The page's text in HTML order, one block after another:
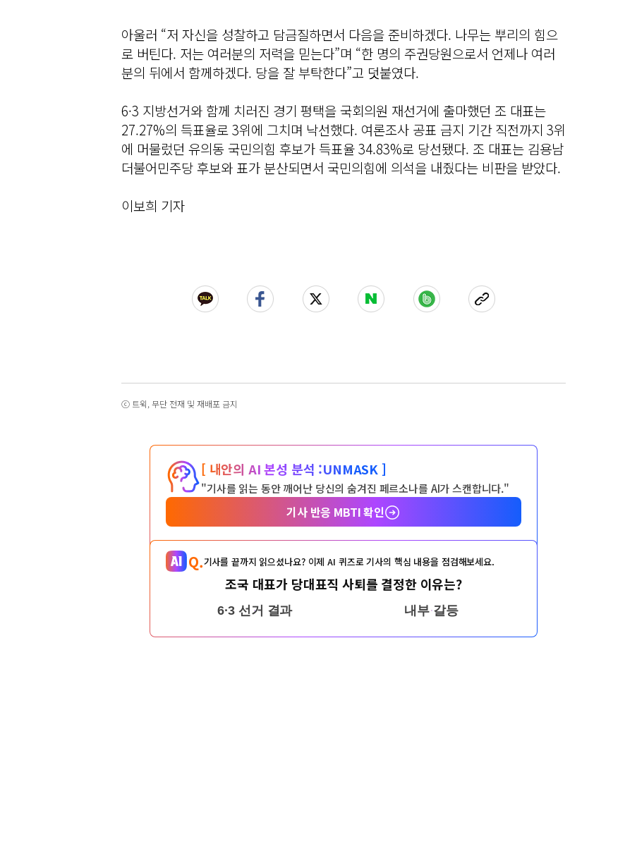
아울러 “저 자신을 성찰하고 담금질하면서 다음을 준비하겠다. 나무는 뿌리의 힘으
로 버틴다. 저는 여러분의 저력을 믿는다”며 “한 명의 주권당원으로서 언제나 여러
분의 뒤에서 함께하겠다. 당을 잘 부탁한다”고 덧붙였다.
6·3 지방선거와 함께 치러진 경기 평택을 국회의원 재선거에 출마했던 조 대표는
27.27%의 득표율로 3위에 그치며 낙선했다. 여론조사 공표 금지 기간 직전까지 3위
에 머물렀던 유의동 국민의힘 후보가 득표율 34.83%로 당선됐다. 조 대표는 김용남
더불어민주당 후보와 표가 분산되면서 국민의힘에 의석을 내줬다는 비판을 받았다.
이보희 기자
ⓒ 트윅, 무단 전재 및 재배포 금지
[ 내안의 AI 본성 분석 :UNMASK ]
"기사를 읽는 동안 깨어난 당신의 숨겨진 페르소나를 AI가 스캔합니다."
기사 반응 MBTI 확인
Q.기사를 끝까지 읽으셨나요? 이제 AI 퀴즈로 기사의 핵심 내용을 점검해보세요.
조국 대표가 당대표직 사퇴를 결정한 이유는?
6·3 선거 결과 내부 갈등